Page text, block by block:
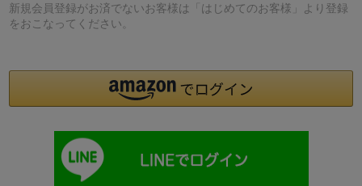
新規会員登録がお済でないお客様は「はじめてのお客様」より登録
をおこなってください。